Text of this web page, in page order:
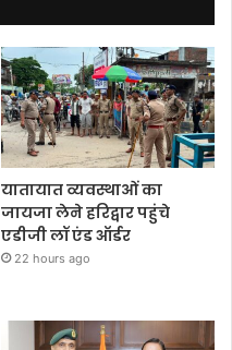
यातायात व्यवस्थाओं का
जायजा लेने हरिद्वार पहुंचे
एडीजी लॉ एंड ऑर्डर
22 hours ago